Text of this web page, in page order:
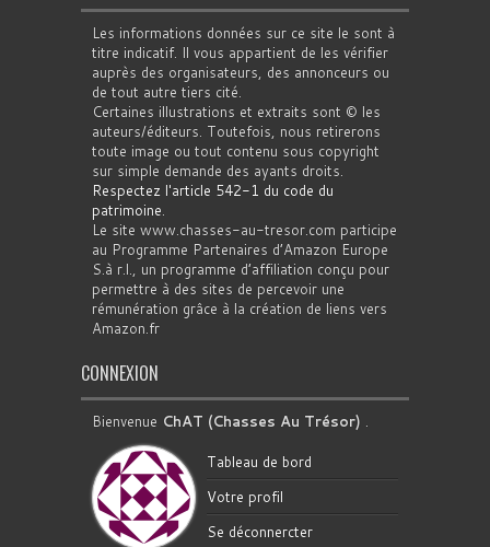
Les informations données sur ce site le sont à
titre indicatif. Il vous appartient de les vérifier
auprès des organisateurs, des annonceurs ou
de tout autre tiers cité.
Certaines illustrations et extraits sont © les
auteurs/éditeurs. Toutefois, nous retirerons
toute image ou tout contenu sous copyright
sur simple demande des ayants droits.
Respectez l'article 542-1 du code du
patrimoine
Le site www.chasses-au-tresor.com participe
au Programme Partenaires d’Amazon Europe
S.à r.l., un programme d’affiliation conçu pour
permettre à des sites de percevoir une
rémunération grâce à la création de liens vers
Amazon.fr
CONNEXION
Bienvenue ChAT (Chasses Au Trésor)
Tableau de bord
Votre profil
Se déconnercter